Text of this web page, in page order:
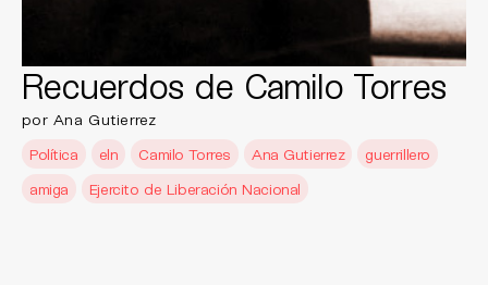
Recuerdos de Camilo Torres
por Ana Gutierrez
Política
eln Camilo Torres Ana Gutierrez
guerrillero
amiga
Ejercito de Liberación Nacional